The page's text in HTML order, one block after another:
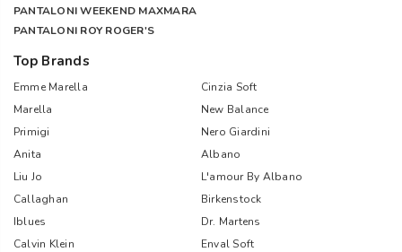
PANTALONI WEEKEND MAXMARA
PANTALONI ROY ROGER'S
Top Brands
Emme Marella
Cinzia Soft
Marella
New Balance
Primigi
Nero Giardini
Anita
Albano
Liu Jo
L'amour By Albano
Callaghan
Birkenstock
Iblues
Dr. Martens
Calvin Klein
Enval Soft